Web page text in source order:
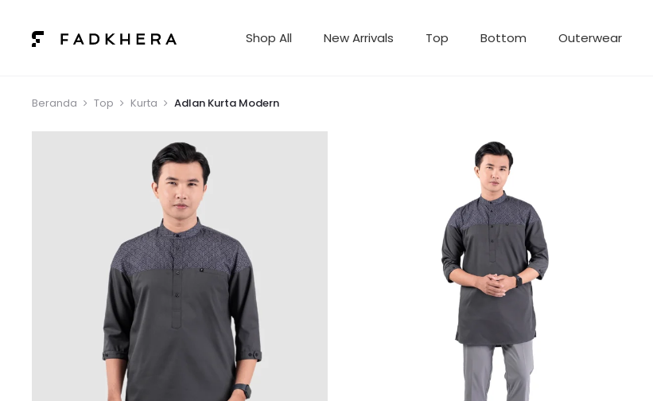
Shop All New Arrivals Top Bottom Outerwear
Beranda Top Kurta Adlan Kurta Modern